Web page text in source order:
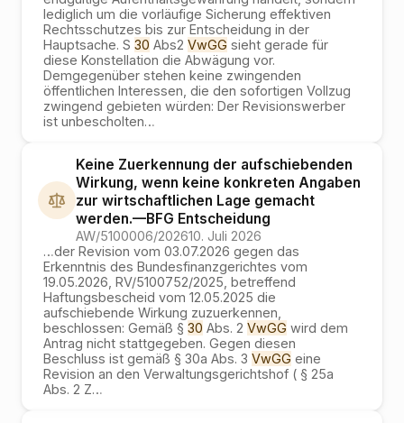
lediglich um die vorläufige Sicherung effektiven
Rechtsschutzes bis zur Entscheidung in der
Hauptsache. S 30 Abs2 VwGG sieht gerade für
diese Konstellation die Abwägung vor.
Demgegenüber stehen keine zwingenden
öffentlichen Interessen, die den sofortigen Vollzug
zwingend gebieten würden: Der Revisionswerber
ist unbescholten…
Keine Zuerkennung der aufschiebenden
Wirkung, wenn keine konkreten Angaben
zur wirtschaftlichen Lage gemacht
werden.—BFG Entscheidung
AW/5100006/202610. Juli 2026
…der Revision vom 03.07.2026 gegen das
Erkenntnis des Bundesfinanzgerichtes vom
19.05.2026, RV/5100752/2025, betreffend
Haftungsbescheid vom 12.05.2025 die
aufschiebende Wirkung zuzuerkennen,
beschlossen: Gemäß § 30 Abs. 2 VwGG wird dem
Antrag nicht stattgegeben. Gegen diesen
Beschluss ist gemäß § 30a Abs. 3 VwGG eine
Revision an den Verwaltungsgerichtshof ( § 25a
Abs. 2 Z…